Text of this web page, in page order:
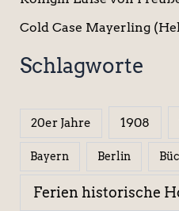
Cold Case Mayerling
Schlagworte
20er Jahre 1908
Bayern Berlin
Ferien historische